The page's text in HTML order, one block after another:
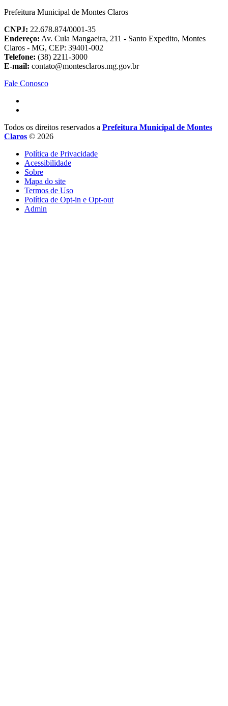
Prefeitura Municipal de Montes Claros
CNPJ: 22.678.874/0001-35
Endereço: Av. Cula Mangaeira, 211 - Santo Expedito, Montes
Claros - MG, CEP: 39401-002
Telefone: (38) 2211-3000
E-mail: contato@montesclaros.mg.gov.br
Fale Conosco
Todos os direitos reservados a Prefeitura Municipal de Montes
Claros © 2026
Política de Privacidade
Acessibilidade
Sobre
Mapa do site
Termos de Uso
Política de Opt-in e Opt-out
Admin